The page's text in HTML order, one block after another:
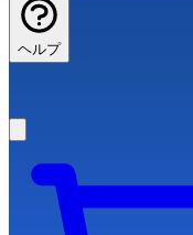
ヘルプ